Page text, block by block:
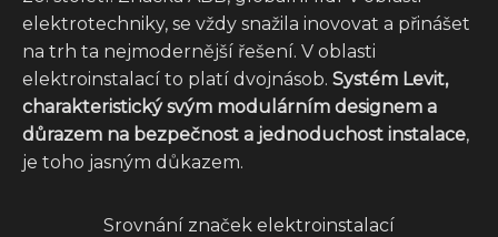
elektrotechniky, se vždy snažila inovovat a přinášet
na trh ta nejmodernější řešení. V oblasti
elektroinstalací to platí dvojnásob. Systém Levit,
charakteristický svým modulárním designem a
důrazem na bezpečnost a jednoduchost instalace,
je toho jasným důkazem.
Srovnání značek elektroinstalací